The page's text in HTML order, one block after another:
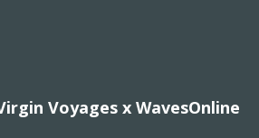
Voyages x WavesOnline